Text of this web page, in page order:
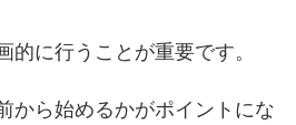
的に行うことが重要です。
から始めるかがポイントにな